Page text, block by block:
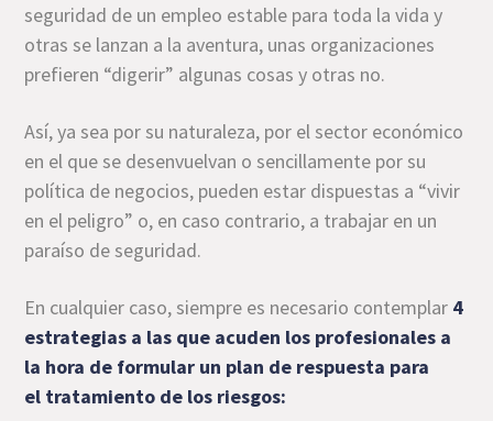
seguridad de un empleo estable para toda la vida y
otras se lanzan a la aventura, unas organizaciones
prefieren “digerir” algunas cosas y otras no.
Así, ya sea por su naturaleza, por el sector económico
en el que se desenvuelvan o sencillamente por su
política de negocios, pueden estar dispuestas a “vivir
en el peligro” o, en caso contrario, a trabajar en un
paraíso de seguridad.
En cualquier caso, siempre es necesario contemplar 4
estrategias a las que acuden los profesionales a
la hora de formular un plan de respuesta para
el tratamiento de los riesgos: